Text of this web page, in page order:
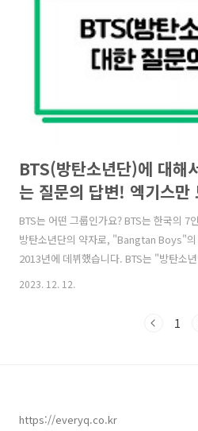
사토시 나카모토는 더 이상 비트코인 개발
에 대한 정보도 공개하지 않았습니다. 사
BTS(방탄소년단)에 대해
는 질문의 답변! 엑기스만
아보기!
BTS는 어떤 그룹인가요? BTS는 한국의 7
방탄소년단의 약자로, "Bangtan Boys"의
2013년에 데뷔했습니다. BTS는 "방탄소
모든 편견과 억압에 맞서 싸우겠다는 의지
다. RM은 리더이자 메인 래퍼입니다. 진은
2023. 12. 12.
1
https://everyq.co.kr